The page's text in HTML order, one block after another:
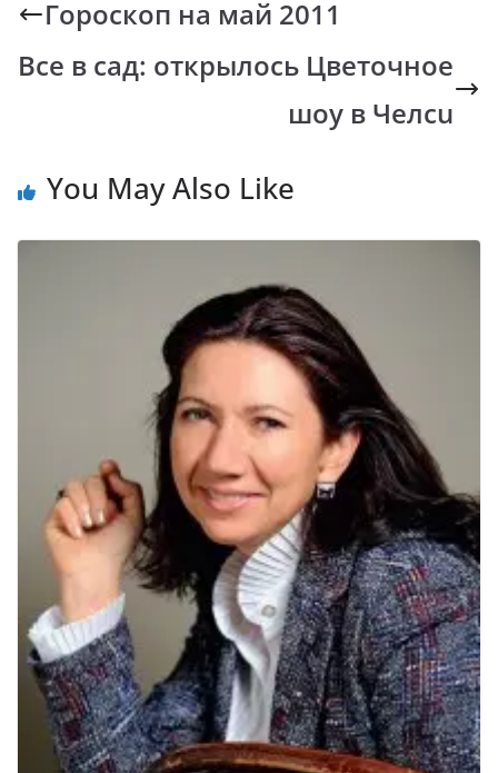
o
o
A
p
Li
n
a
m
Гороскоп на май 2011
Все в сад: открылось Цветочное
шоу в Челcu
You May Also Like